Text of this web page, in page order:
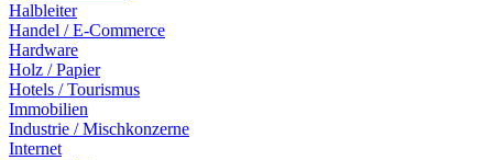
Halbleiter
Handel / E-Commerce
Hardware
Holz / Papier
Hotels / Tourismus
Immobilien
Industrie / Mischkonzerne
Internet